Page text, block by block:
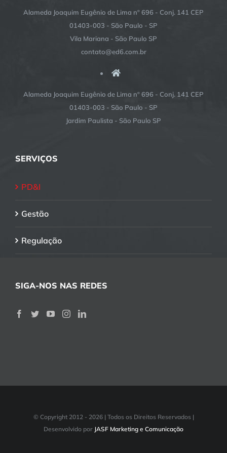
Alameda Joaquim Eugênio de Lima nº 696 - Conj. 141 CEP
01403-003 - São Paulo - SP
Vila Mariana - São Paulo SP
contato@ed6.com.br
Alameda Joaquim Eugênio de Lima nº 696 - Conj. 141 CEP
01403-003 - São Paulo - SP
Jardim Paulista - São Paulo SP
SERVIÇOS
PD&I
Gestão
Regulação
SIGA-NOS NAS REDES
© Copyright 2012 - 2026 | Todos os Direitos Reservados |
Desenvolvido por JASF Marketing e Comunicação